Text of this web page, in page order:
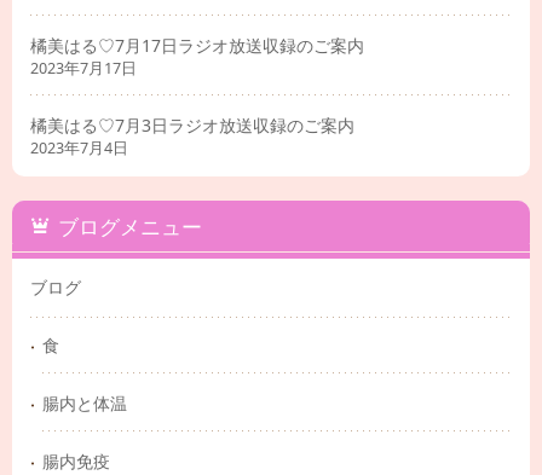
橘美はる♡7月17日ラジオ放送収録のご案内
2023年7月17日
橘美はる♡7月3日ラジオ放送収録のご案内
2023年7月4日
ブログメニュー
ブログ
食
腸内と体温
腸内免疫